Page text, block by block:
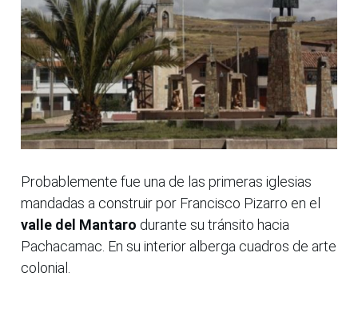
Probablemente fue una de las primeras iglesias
mandadas a construir por Francisco Pizarro en el
valle del Mantaro durante su tránsito hacia
Pachacamac. En su interior alberga cuadros de arte
colonial.